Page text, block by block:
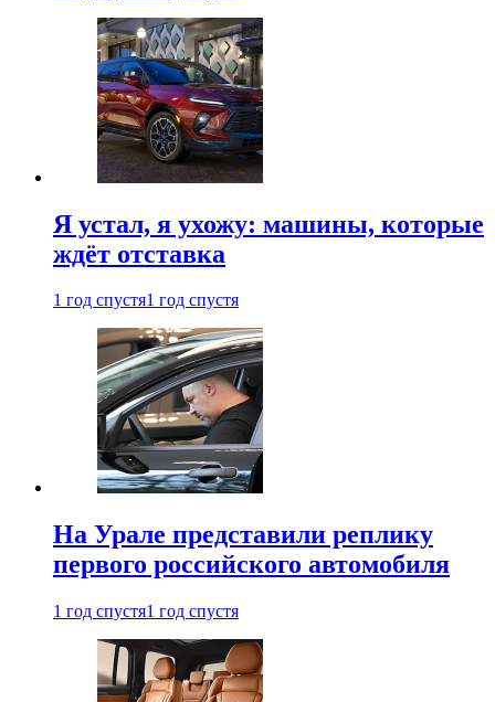
Я устал, я ухожу: машины, которые
ждёт отставка
1 год спустя1 год спустя
На Урале представили реплику
первого российского автомобиля
1 год спустя1 год спустя